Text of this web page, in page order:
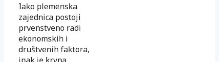
Iako plemenska
zajednica postoji
prvenstveno radi
ekonomskih i
društvenih faktora,